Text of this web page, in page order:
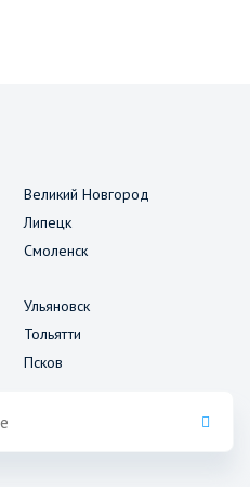
Великий Новгород
Липецк
Смоленск
Ульяновск
Тольятти
Псков